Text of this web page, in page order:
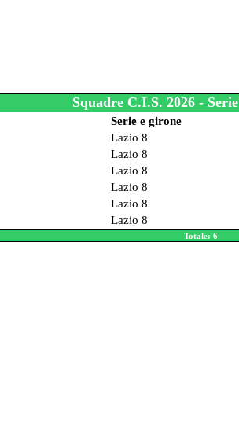
Squadre C.I.S. 2026 - Serie
Serie e girone
Lazio 8
Lazio 8
Lazio 8
Lazio 8
Lazio 8
Lazio 8
Totale: 6